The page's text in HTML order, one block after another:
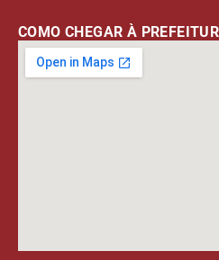
COMO CHEGAR À